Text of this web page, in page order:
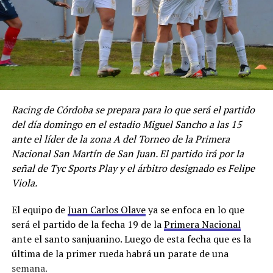
Racing de Córdoba se prepara para lo que será el partido
del día domingo en el estadio Miguel Sancho a las 15
ante el líder de la zona A del Torneo de la Primera
Nacional San Martín de San Juan. El partido irá por la
señal de Tyc Sports Play y el árbitro designado es Felipe
Viola.
El equipo deJuan Carlos Olaveya se enfoca en lo que
será el partido de la fecha 19 de laPrimera Nacional
ante el santo sanjuanino. Luego de esta fecha que es la
última de la primer rueda habrá un parate de una
semana.